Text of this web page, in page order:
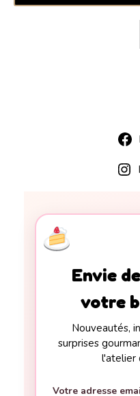
Envie
votre
Nouveautés,
surprises
l'atelier
Votre adresse